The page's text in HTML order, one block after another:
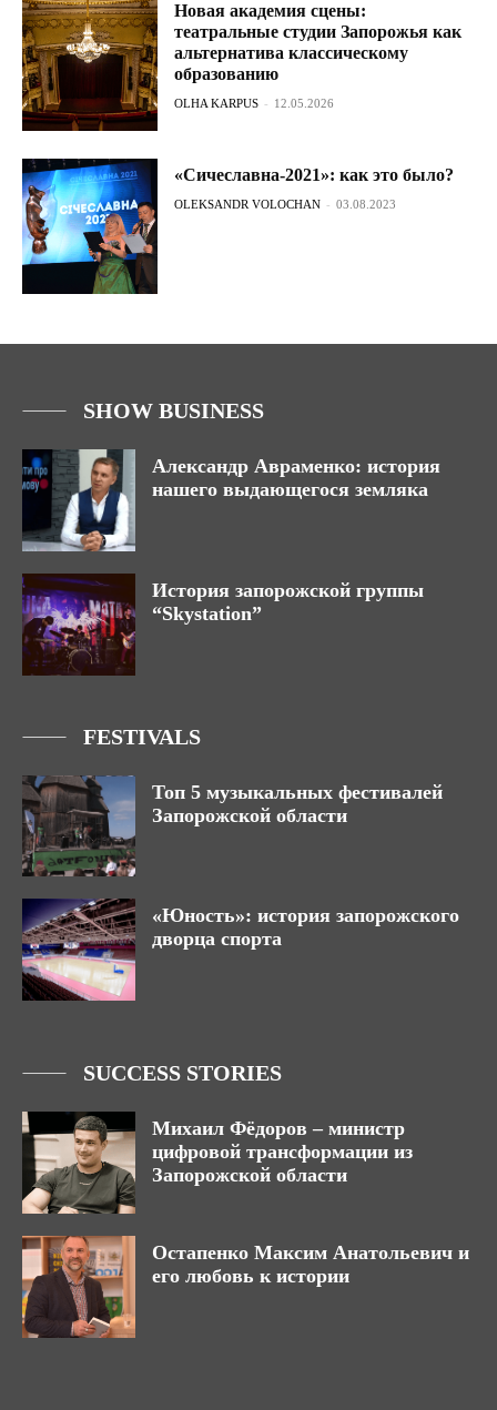
Новая академия сцены:
театральные студии Запорожья как
альтернатива классическому
образованию
OLHA KARPUS - 12.05.2026
«Сичеславна-2021»: как это было?
OLEKSANDR VOLOCHAN - 03.08.2023
SHOW BUSINESS
Александр Авраменко: история
нашего выдающегося земляка
История запорожской группы
“Skystation”
FESTIVALS
Топ 5 музыкальных фестивалей
Запорожской области
«Юность»: история запорожского
дворца спорта
SUCCESS STORIES
Михаил Фёдоров – министр
цифровой трансформации из
Запорожской области
Остапенко Максим Анатольевич и
его любовь к истории